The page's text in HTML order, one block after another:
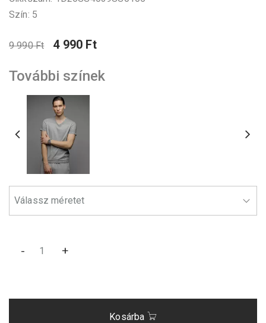
Szín: 5
9 990 Ft 4 990 Ft
További színek
- +
Kosárba